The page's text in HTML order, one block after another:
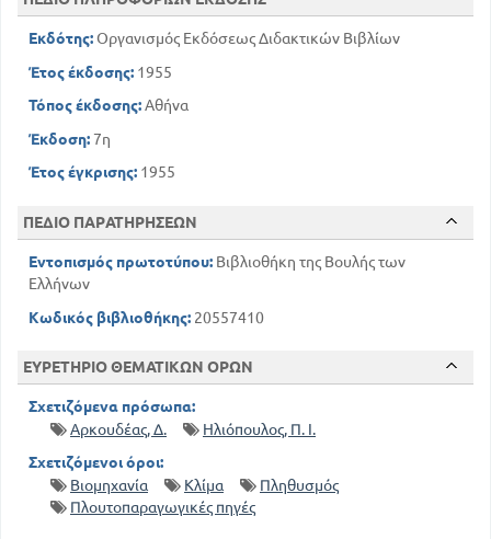
Εκδότης:Οργανισμός Εκδόσεως Διδακτικών Βιβλίων
Έτος έκδοσης: 1955
Τόπος έκδοσης:Αθήνα
Έκδοση:7η
Έτος έγκρισης: 1955
ΠΕΔΙΟ ΠΑΡΑΤΗΡΗΣΕΩΝ
Εντοπισμός πρωτοτύπου: Βιβλιοθήκη της Βουλής των
Ελλήνων
Κωδικός βιβλιοθήκης: 20557410
ΕΥΡΕΤΗΡΙΟ ΘΕΜΑΤΙΚΩΝ ΟΡΩΝ
Σχετιζόμενα πρόσωπα:
Αρκουδέας, Δ.
Ηλιόπουλος, Π. Ι.
Σχετιζόμενοι όροι:
Βιομηχανία
Κλίμα
Πληθυσμός
Πλουτοπαραγωγικές πηγές